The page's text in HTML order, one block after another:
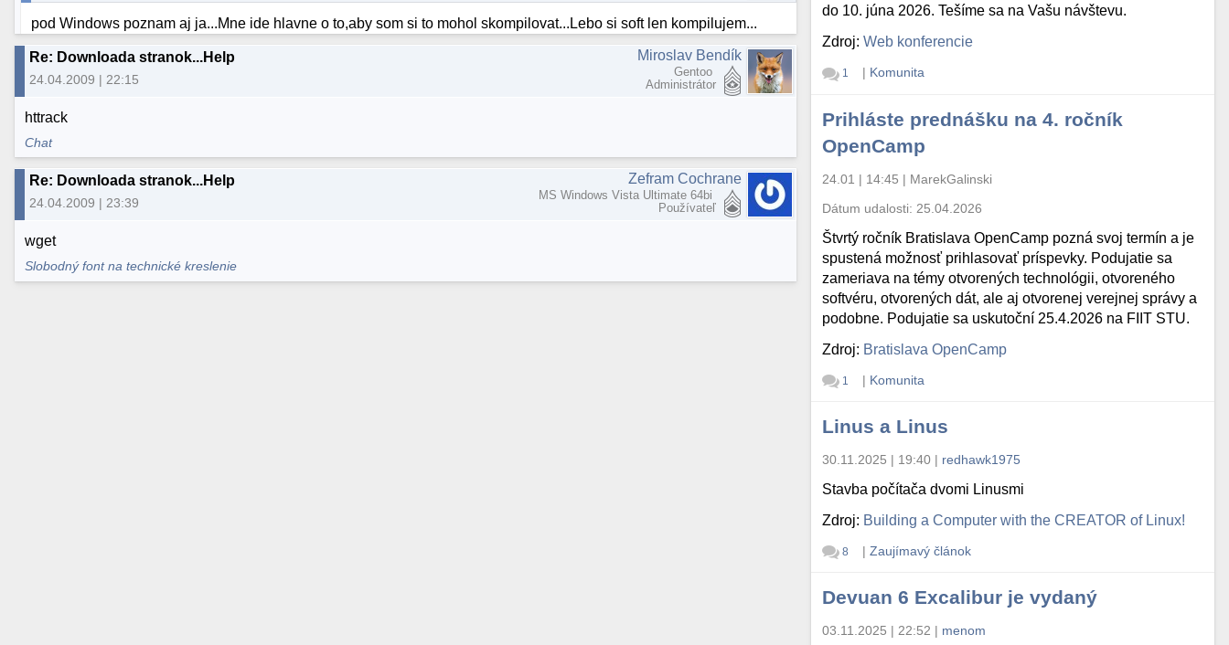
pod Windows poznam aj ja...Mne ide hlavne o to,aby som si to mohol skompilovat...Lebo si soft len kompilujem...
Re: Downloada stranok...Help
24.04.2009 | 22:15
Miroslav Bendík
Gentoo
Administrátor
httrack
Chat
Re: Downloada stranok...Help
24.04.2009 | 23:39
Zefram Cochrane
MS Windows Vista Ultimate 64bi
Používateľ
wget
Slobodný font na technické kreslenie
do 10. júna 2026. Tešíme sa na Vašu návštevu.
Zdroj:Web konferencie
1 | Komunita
Prihláste prednášku na 4. ročník
OpenCamp
24.01 | 14:45 | MarekGalinski
Dátum udalosti: 25.04.2026
Štvrtý ročník Bratislava OpenCamp pozná svoj termín a je
spustená možnosť prihlasovať príspevky. Podujatie sa
zameriava na témy otvorených technológii, otvoreného
softvéru, otvorených dát, ale aj otvorenej verejnej správy a
podobne. Podujatie sa uskutoční 25.4.2026 na FIIT STU.
Zdroj: Bratislava OpenCamp
1 | Komunita
Linus a Linus
30.11.2025 | 19:40 | redhawk1975
Stavba počítača dvomi Linusmi
Zdroj: Building a Computer with the CREATOR of Linux!
8 | Zaujímavý článok
Devuan 6 Excalibur je vydaný
03.11.2025 | 22:52 | menom